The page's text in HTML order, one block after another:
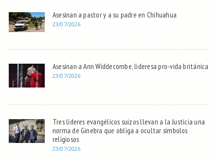
Asesinan a pastor y a su padre en Chihuahua
23/07/2026
Asesinan a Ann Widdecombe, lideresa pro-vida británica
23/07/2026
Tres líderes evangélicos suizos llevan a la Justicia una
norma de Ginebra que obliga a ocultar símbolos
religiosos
23/07/2026